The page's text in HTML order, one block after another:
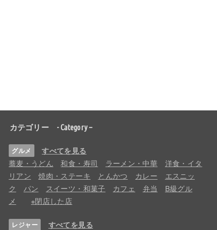
カテゴリー - Category –
グルメ すべてを見る
蕎麦・うどん 和食・寿司 ラーメン・中華
洋食・イタ
リアン
焼肉・ステーキ とんかつ カレー
エスニッ
ク
パン スイーツ・和菓子 カフェ 弁当
B級グル
メ
※閉店した店
レジャー すべてを見る